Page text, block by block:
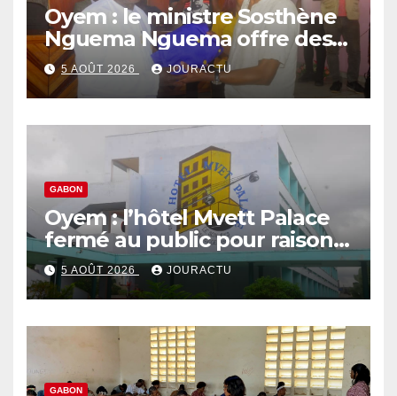
Oyem : le ministre Sosthène
Nguema Nguema offre des
nouvelles tenues aux chefs
de quartiers
5 AOÛT 2026 JOURACTU
GABON
Oyem : l’hôtel Mvett Palace
fermé au public pour raison
des travaux
5 AOÛT 2026 JOURACTU
GABON